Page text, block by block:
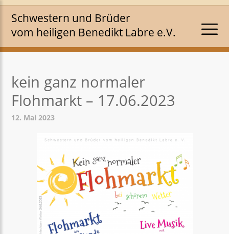
Schwestern und Brüder
vom heiligen Benedikt Labre e.V.
kein ganz normaler
Flohmarkt – 17.06.2023
12. Mai 2023